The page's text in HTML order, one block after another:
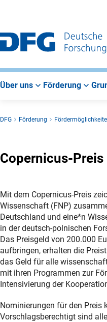
Über uns Förderung
DFG Förderung
Copernicus-Preis
Mit dem Copernicus-Preis
Wissenschaft (FNP)
Deutschland und eine*n
in der deutsch-polnischen
Das Preisgeld von 200.000
aufbringen, erhalten die
das Geld für alle
mit ihren Programmen zur
Intensivierung der
Nominierungen für den Preis
Vorschlagsberechtigt sind